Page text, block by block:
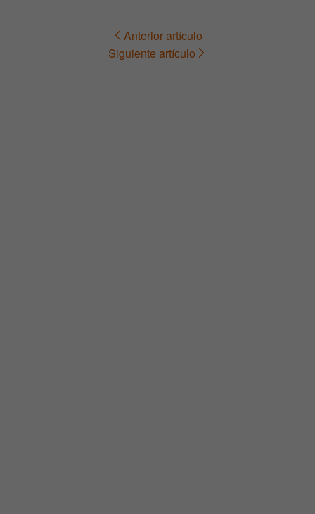
Navegación Anterior artículo
Siguiente artículo